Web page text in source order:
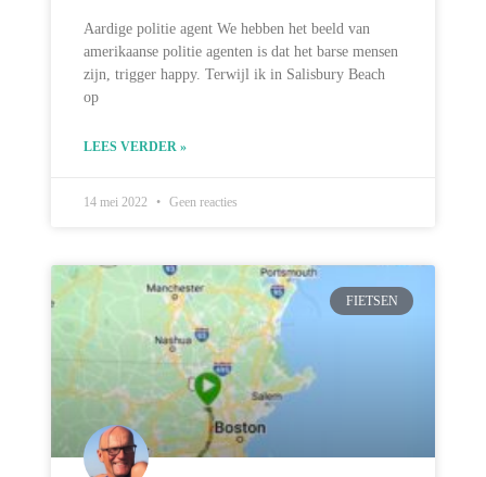
Aardige politie agent We hebben het beeld van
amerikaanse politie agenten is dat het barse mensen
zijn, trigger happy. Terwijl ik in Salisbury Beach
op
LEES VERDER »
14 mei 2022 Geen reacties
FIETSEN